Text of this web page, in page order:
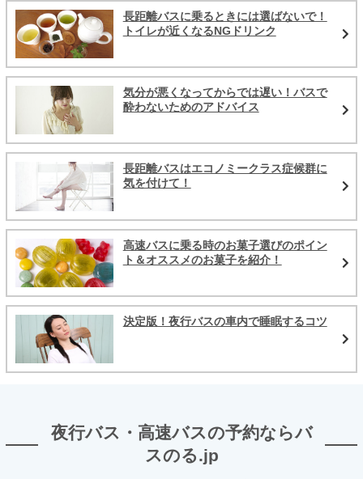
長距離バスに乗るときには選ばないで！
トイレが近くなるNGドリンク
気分が悪くなってからでは遅い！バスで
酔わないためのアドバイス
長距離バスはエコノミークラス症候群に
気を付けて！
高速バスに乗る時のお菓子選びのポイン
ト＆オススメのお菓子を紹介！
決定版！夜行バスの車内で睡眠するコツ
夜行バス・高速バスの予約ならバ
スのる.jp